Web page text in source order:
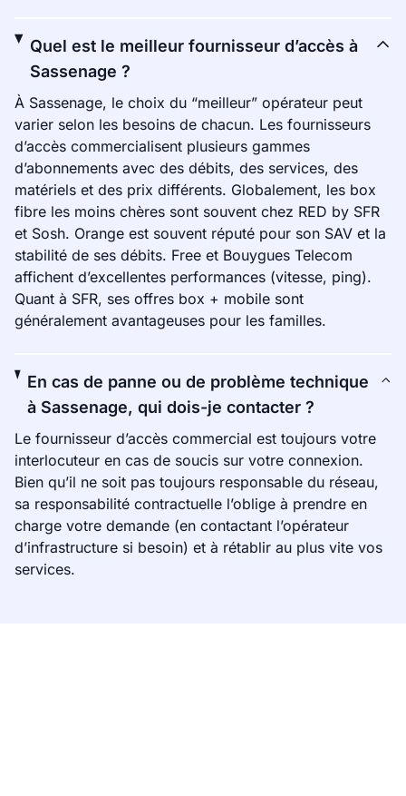
Quel est le meilleur fournisseur d’accès à
Sassenage ?
À Sassenage, le choix du “meilleur” opérateur peut
varier selon les besoins de chacun. Les fournisseurs
d’accès commercialisent plusieurs gammes
d’abonnements avec des débits, des services, des
matériels et des prix différents. Globalement, les box
fibre les moins chères sont souvent chez RED by SFR
et Sosh. Orange est souvent réputé pour son SAV et la
stabilité de ses débits. Free et Bouygues Telecom
affichent d’excellentes performances (vitesse, ping).
Quant à SFR, ses offres box + mobile sont
généralement avantageuses pour les familles.
En cas de panne ou de problème technique
à Sassenage, qui dois-je contacter ?
Le fournisseur d’accès commercial est toujours votre
interlocuteur en cas de soucis sur votre connexion.
Bien qu’il ne soit pas toujours responsable du réseau,
sa responsabilité contractuelle l’oblige à prendre en
charge votre demande (en contactant l’opérateur
d’infrastructure si besoin) et à rétablir au plus vite vos
services.